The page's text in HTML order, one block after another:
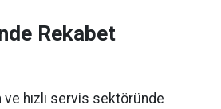
Rekabet
ve hızlı servis sektöründe